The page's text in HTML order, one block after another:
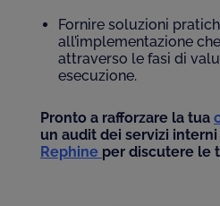
Fornire soluzioni
all’implementazione
attraverso le fasi di
esecuzione.
Pronto a rafforzare la tua
un audit dei servizi interni
Rephine per discutere le